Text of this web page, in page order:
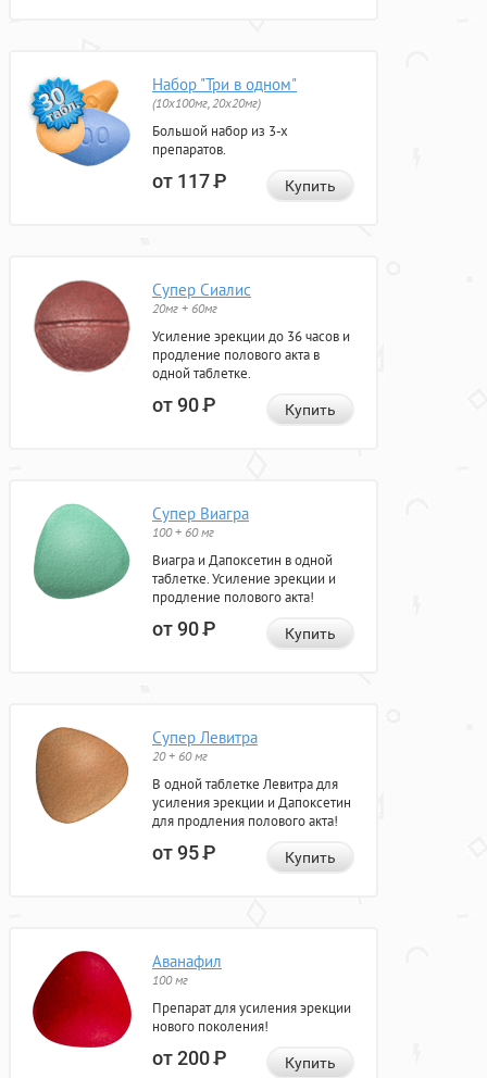
Набор "Три в одном"
(10x100мг, 20x20мг)
Большой набор из 3-х
препаратов.
от 117Р Купить
Супер Сиалис
20мг + 60мг
Усиление эрекции до 36 часов и
продление полового акта в
одной таблетке.
от 90Р Купить
Супер Виагра
100 + 60 мг
Виагра и Дапоксетин в одной
таблетке. Усиление эрекции и
продление полового акта!
от 90Р Купить
Супер Левитра
20 + 60 мг
В одной таблетке Левитра для
усиления эрекции и Дапоксетин
для продления полового акта!
от 95Р Купить
Аванафил
100 мг
Препарат для усиления эрекции
нового поколения!
от 200Р Купить